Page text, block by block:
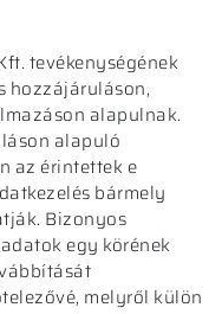
tevékenységének
hozzájáruláson,
alapulnak.
alapuló
az érintettek e
bármely
Bizonyos
egy körének
melyről külön